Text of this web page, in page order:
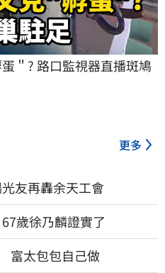
蛋＂? 路口監視器直播斑鳩
更多
友再轟余天工會
歲徐乃麟證實了
富太包包自己做